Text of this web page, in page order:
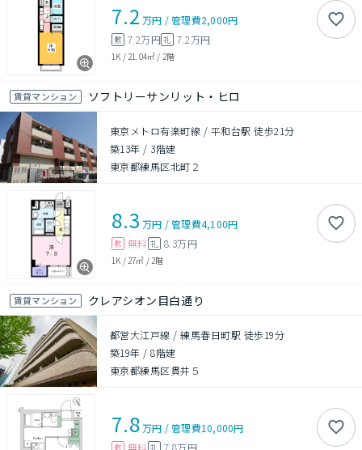
7.2 万円 /管理費2,000円
敷 7.2万円礼 7.2万円
1K / 21.04㎡ / 2階
賃貸マンション ソフトリーサンリット・ヒロ
東京メトロ有楽町線 / 平和台駅 徒歩21分
築13年 / 3階建
東京都練馬区北町２
8.3 万円 /管理費4,100円
敷 無料 礼 8.3万円
1K / 27㎡ / 2階
賃貸マンション クレアシオン目白通り
都営大江戸線 / 練馬春日町駅 徒歩19分
築19年 /8階建
東京都練馬区貫井５
7.8万円 /管理費10,000円
敷 無料 礼 7.8万円